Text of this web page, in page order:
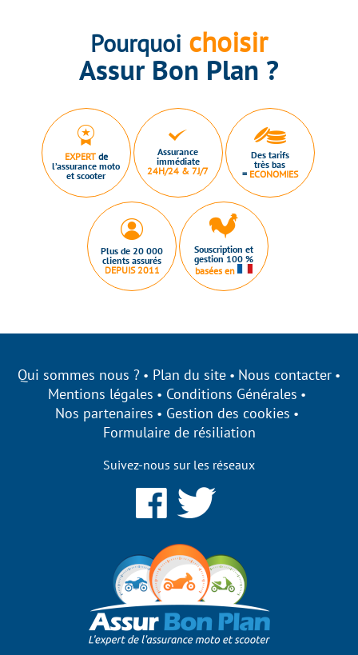
nous permettent d’établir des
performances et de personnaliser votre
des fonctionnalités de notre site ?
par la suite, cliquez sur le lien
Pourquoi choisir
Assur Bon Plan ?
EXPERTde
l’assurance moto
et scooter
Assurance
immédiate
24H/24 & 7J/7
Des tarifs
très bas
= ECONOMIES
Plus de 20 000
clients assurés
DEPUIS 2011
Souscription et
gestion 100 %
basées en
Qui sommes nous ? Plan du site
Nous contacter
Mentions légales
Conditions Générales
Nos partenaires
Gestion des cookies
Formulaire de résiliation
Suivez-nous sur les réseaux